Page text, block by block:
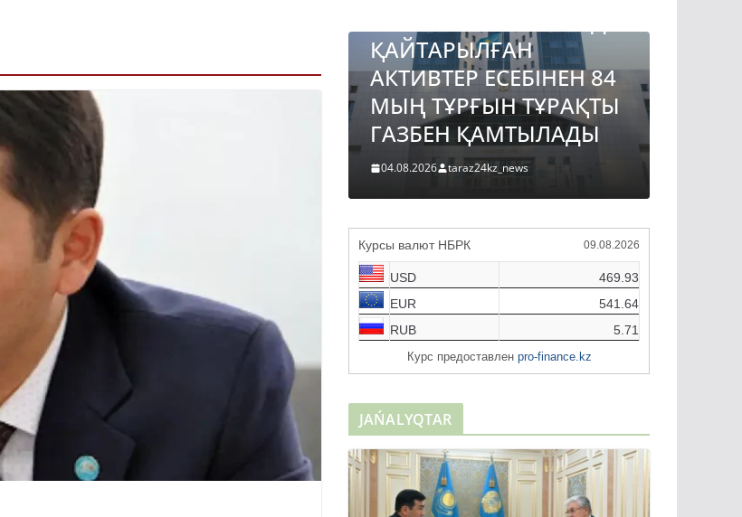
ХОЛДИНГІНІҢ
БАСШЫСЫН
ҚАБЫЛДАДЫ
06.08.2026
ҚАЙТАРЫЛҒАН
АКТИВТЕР ЕСЕБІНЕН 84
МЫҢ ТҰРҒЫН ТҰРАҚТЫ
ГАЗБЕН ҚАМТЫЛАДЫ
04.08.2026 taraz24kz_news
Курсы валют НБРК 09.08.2026
USD
469.93
EUR
541.64
RUB
5.71
Курс предоставлен pro-finance.kz
JAŃALYQTAR